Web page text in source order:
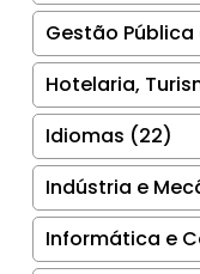
Gestão Pública
Hotelaria,
Idiomas (22)
Indústria e
Informática e